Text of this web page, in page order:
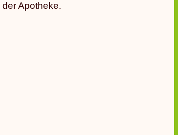
Apotheke.